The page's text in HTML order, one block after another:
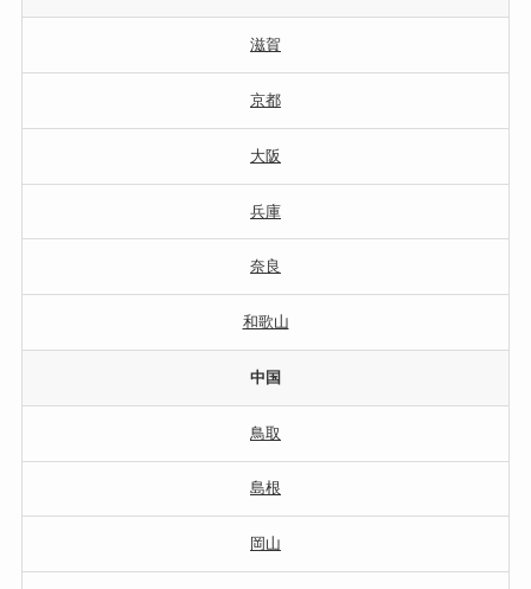
滋賀
京都
大阪
兵庫
奈良
和歌山
中国
鳥取
島根
岡山